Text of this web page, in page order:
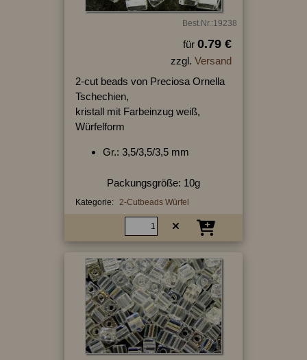
Best.Nr.:19238
für 0.79 €
zzgl. Versand
2-cut beads von Preciosa Ornella
Tschechien,
kristall mit Farbeinzug weiß,
Würfelform
Gr.: 3,5/3,5/3,5 mm
Packungsgröße: 10g
Kategorie: 2-Cutbeads Würfel